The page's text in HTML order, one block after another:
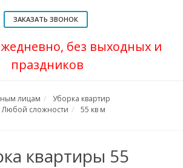
ЗАКАЗАТЬ ЗВОНОК
без выходных и
праздников
лицам
Уборка квартир
Любой сложности
55 кв м
квартиры 55